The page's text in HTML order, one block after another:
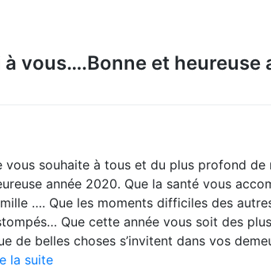
vous….Bonne et heureuse
vous souhaite à tous et du plus profond
année 2020. Que la santé vous
…. Que les moments difficiles des
Que cette année vous soit des
de belles choses s’invitent dans vos
la suite